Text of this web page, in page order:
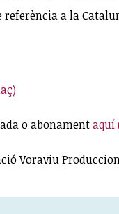
referència a la
o abonamentaquí
Voraviu